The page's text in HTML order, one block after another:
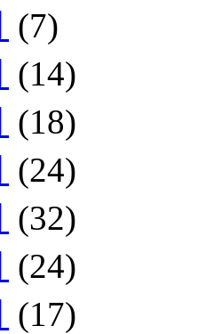
(7)
(14)
(18)
(24)
(32)
(24)
(17)